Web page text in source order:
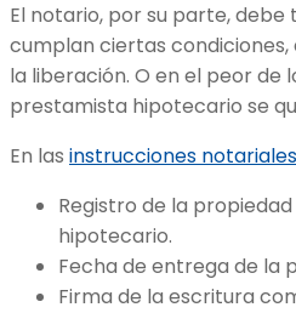
El notario, por su parte,
cumplan ciertas
la liberación. O en el peor de
prestamista hipotecario se
En las instrucciones notariales
Registro de la
hipotecario.
Fecha de entrega de la
Firma de la escritura